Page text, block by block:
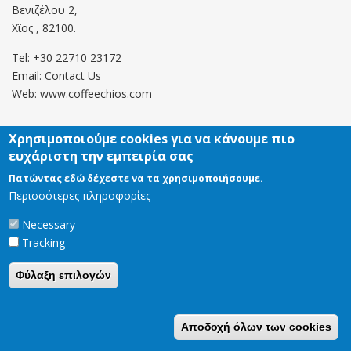
Βενιζέλου 2,
Χϊος , 82100.
Tel: +30 22710 23172
Email: Contact Us
Web: www.coffeechios.com
Οροι χρήσης
Πολιτική επιστροφών
Copyright © 2021 CoffeeChios. All rights reserved.
Χρησιμοποιούμε cookies για να κάνουμε πιο
ευχάριστη την εμπειρία σας
Πατώντας εδώ δέχεστε να τα χρησιμοποιήσουμε.
Περισσότερες πληροφορίες
Necessary
Tracking
Φύλαξη επιλογών
Αποδοχή όλων των cookies